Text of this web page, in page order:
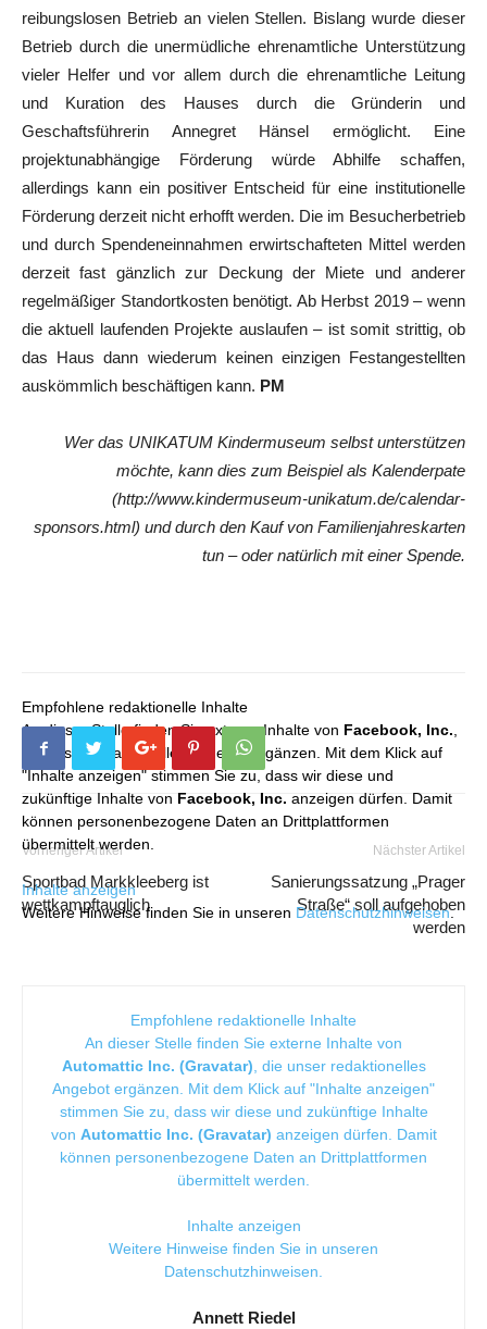
reibungslosen Betrieb an vielen Stellen. Bislang wurde dieser
Betrieb durch die unermüdliche ehrenamtliche Unterstützung
vieler Helfer und vor allem durch die ehrenamtliche Leitung
und Kuration des Hauses durch die Gründerin und
Geschaftsführerin Annegret Hänsel ermöglicht. Eine
projektunabhängige Förderung würde Abhilfe schaffen,
allerdings kann ein positiver Entscheid für eine institutionelle
Förderung derzeit nicht erhofft werden. Die im Besucherbetrieb
und durch Spendeneinnahmen erwirtschafteten Mittel werden
derzeit fast gänzlich zur Deckung der Miete und anderer
regelmäßiger Standortkosten benötigt. Ab Herbst 2019 – wenn
die aktuell laufenden Projekte auslaufen – ist somit strittig, ob
das Haus dann wiederum keinen einzigen Festangestellten
auskömmlich beschäftigen kann. PM
Wer das UNIKATUM Kindermuseum selbst unterstützen
möchte, kann dies zum Beispiel als Kalenderpate
(http://www.kindermuseum-unikatum.de/calendar-
sponsors.html) und durch den Kauf von Familienjahreskarten
tun – oder natürlich mit einer Spende.
Empfohlene redaktionelle Inhalte
An dieser Stelle finden Sie externe Inhalte von Facebook, Inc.
die unser redaktionelles Angebot ergänzen. Mit dem Klick auf
"Inhalte anzeigen" stimmen Sie zu, dass wir diese und
zukünftige Inhalte von Facebook, Inc. anzeigen dürfen. Damit
können personenbezogene Daten an Drittplattformen
übermittelt werden.
Inhalte anzeigen
Weitere Hinweise finden Sie in unseren Datenschutzhinweisen.
Vorheriger Artikel
Sportbad Markkleeberg ist
wettkampftauglich
Nächster Artikel
Sanierungssatzung „Prager
Straße“ soll aufgehoben
werden
Empfohlene redaktionelle Inhalte
An dieser Stelle finden Sie externe Inhalte von
Automattic Inc. (Gravatar) , die unser redaktionelles
Angebot ergänzen. Mit dem Klick auf "Inhalte anzeigen"
stimmen Sie zu, dass wir diese und zukünftige Inhalte
von Automattic Inc. (Gravatar) anzeigen dürfen. Damit
können personenbezogene Daten an Drittplattformen
übermittelt werden.
Inhalte anzeigen
Weitere Hinweise finden Sie in unseren
Datenschutzhinweisen
Annett Riedel